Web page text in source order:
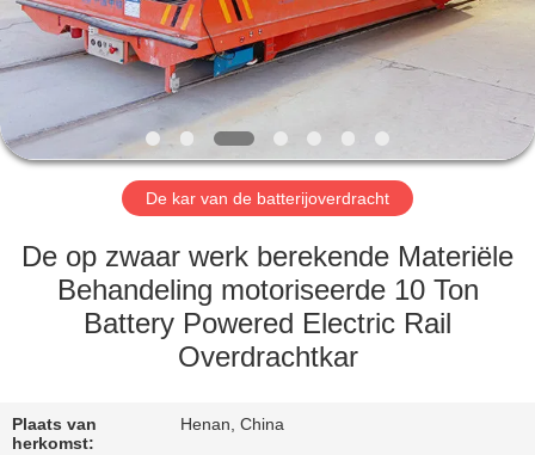
ONGEVEER
FABRIEKSREIS
KWALITEITSCONTROLE
CONTACTEER
NIEUWS
De kar van de batterijoverdracht
De op zwaar werk berekende Materiële
Behandeling motoriseerde 10 Ton
Battery Powered Electric Rail
Overdrachtkar
Plaats van
herkomst:
Henan, China